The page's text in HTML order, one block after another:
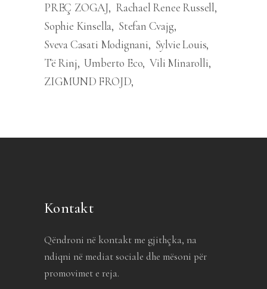
PREÇ ZOGAJ
Rachael Renee Russell
Sophie Kinsella Stefan Cvajg
Sveva Casati Modignani
Sylvie Louis
Të Rinj Umberto Eco Vili Minarolli
ZIGMUND FROJD
Kontakt
Qëndroni në kontakt me gjithçka, na
ndiqni në mediat sociale dhe mësoni për
promovimet e reja.